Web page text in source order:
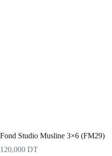
Fond Studio Musline 3×6 (FM29)
120,000 DT